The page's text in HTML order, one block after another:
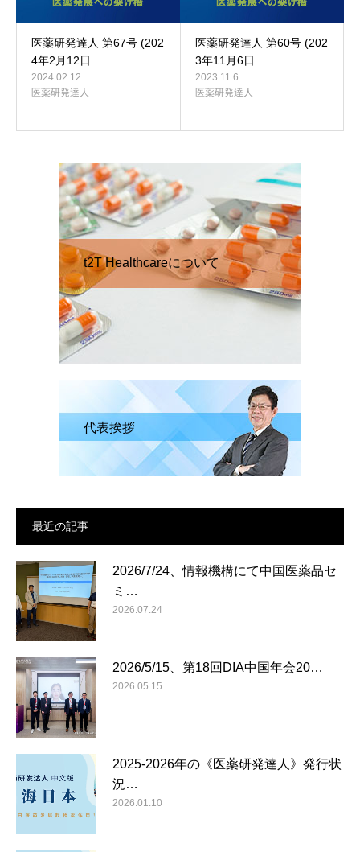
医薬研発達人 第67号 (202
4年2月12日…
2024.02.12
医薬研発達人
医薬研発達人 第60号 (202
3年11月6日…
2023.11.6
医薬研発達人
t2T Healthcareについて
代表挨拶
最近の記事
2026/7/24、情報機構にて中国医薬品セ
ミ…
2026.07.24
2026/5/15、第18回DIA中国年会20…
2026.05.15
2025-2026年の《医薬研発達人》発行状
況…
2026.01.10